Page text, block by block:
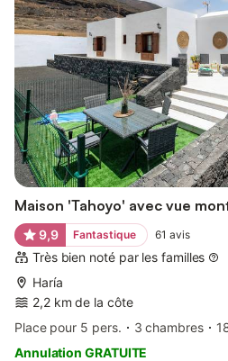
Maison 'Tahoyo' avec vue
9,9 Fantastique 61 avis
Très bien noté par les familles
Haría
2,2 km de la côte
Place pour 5 pers.
3 chambres
Annulation GRATUITE